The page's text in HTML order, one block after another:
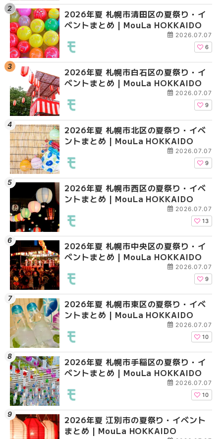
2026年夏 札幌市清田区の夏祭り・イ
ベントまとめ | MouLa HOKKAIDO
2026.07.07
6
2026年夏 札幌市白石区の夏祭り・イ
ベントまとめ | MouLa HOKKAIDO
2026.07.07
9
2026年夏 札幌市北区の夏祭り・イベ
ントまとめ | MouLa HOKKAIDO
2026.07.07
9
2026年夏 札幌市西区の夏祭り・イベ
ントまとめ | MouLa HOKKAIDO
2026.07.07
13
2026年夏 札幌市中央区の夏祭り・イ
ベントまとめ | MouLa HOKKAIDO
2026.07.07
9
2026年夏 札幌市東区の夏祭り・イベ
ントまとめ | MouLa HOKKAIDO
2026.07.07
10
2026年夏 札幌市手稲区の夏祭り・イ
ベントまとめ | MouLa HOKKAIDO
2026.07.07
10
2026年夏 江別市の夏祭り・イベント
まとめ | MouLa HOKKAIDO
2026年夏 札幌市白石
ベントまとめ |
2026年夏 札幌市西区
ントまとめ | MouLa
2026年夏 札幌市豊平
ベントまとめ |
2026年夏 札幌市北区
ントまとめ | MouLa
2026年夏 札幌市清田
ベントまとめ |
2026年夏 札幌市手稲
ベントまとめ |
2026年夏 札幌市中央
ベントまとめ |
2026年夏 札幌市南区
ントまとめ | MouLa
2026年夏 札幌市北区
ントまとめ | MouLa
2026年夏 札幌市白石
ベントまとめ |
2026年夏 札幌市西区
ントまとめ | MouLa
2026年夏 札幌市清田
ベントまとめ |
2026年夏 札幌市手稲
ベントまとめ |
2026年夏 札幌市豊平
ベントまとめ |
2026年夏 札幌市東区
ントまとめ | MouLa
2026年夏 札幌市南区
ントまとめ | MouLa